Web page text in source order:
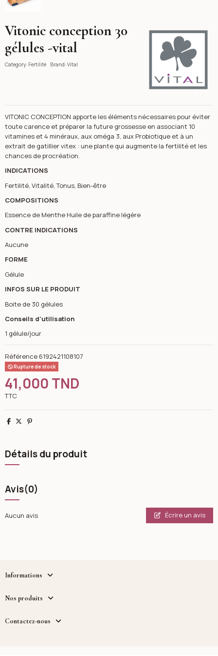
Vitonic conception 30
gélules -vital
Category: Fertilité Brand: Vital
VITONIC CONCEPTION apporte les éléments nécessaires pour éviter
toute carence et préparer la future grossesse en associant 10
vitamines et 4 minéraux, aux oméga 3, aux Probiotique et à un
extrait de gatillier vitex : une plante qui augmente la fertilité et les
chances de procréation.
INDICATIONS
Fertilité, Vitalité, Tonus, Bien-être
COMPOSITIONS
Essence de Menthe Huile de paraffine légère
CONTRE INDICATIONS
Aucune
FORME
Gélule
INFOS SUR LE PRODUIT
Boite de 30 gélules
Conseils d'utilisation
1 gélule/jour
Référence 6192421108107
Rupture de stock
41,000 TND
TTC
Partager
TweetPinterest
Détails du produit
Avis(0)
Aucun avis Écrire un avis
Informations
Nos produits
Contactez-nous